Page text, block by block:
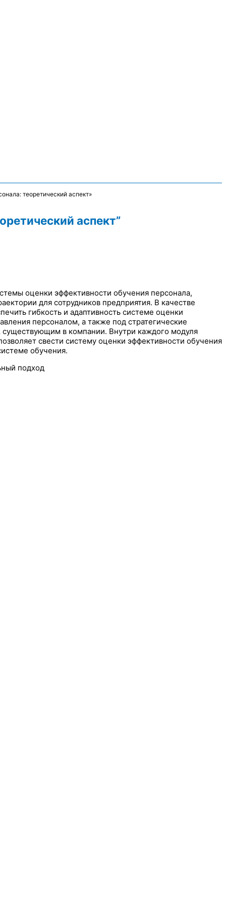
теоретический аспект»
аспект”
оценки эффективности обучения персонала,
для сотрудников предприятия. В качестве
гибкость и адаптивность системе оценки
персоналом, а также под стратегические
существующим в компании. Внутри каждого модуля
свести систему оценки эффективности обучения
обучения.
подход